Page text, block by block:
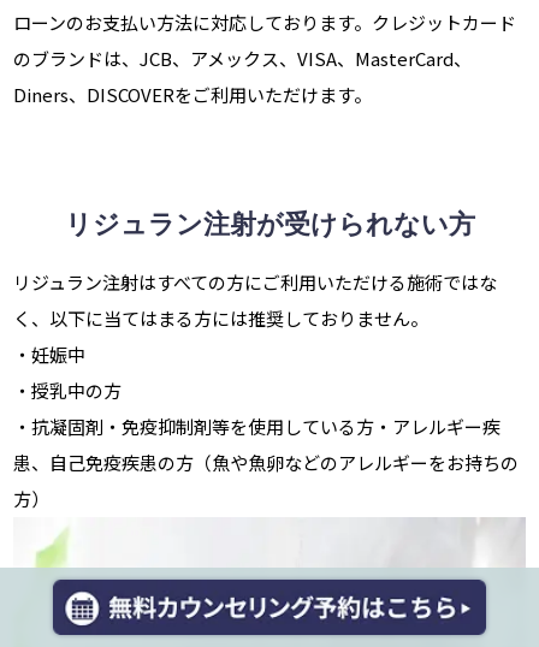
ローンのお支払い方法に対応しております。クレジットカード
のブランドは、JCB、アメックス、VISA、MasterCard、
Diners、DISCOVERをご利用いただけます。
リジュラン注射が受けられない方
リジュラン注射はすべての方にご利用いただける施術ではな
く、以下に当てはまる方には推奨しておりません。
・妊娠中
・授乳中の方
・抗凝固剤・免疫抑制剤等を使用している方・アレルギー疾
患、自己免疫疾患の方（魚や魚卵などのアレルギーをお持ちの
方）